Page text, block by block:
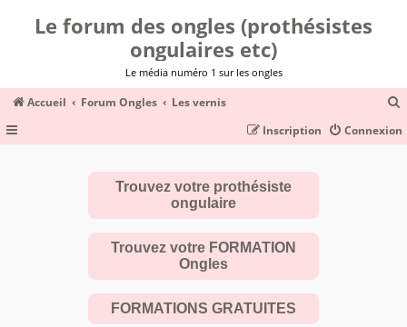
Le forum des ongles (prothésistes
ongulaires etc)
Le média numéro 1 sur les ongles
Accueil Forum Ongles Les vernis
c
Connexion
Inscription
Trouvez votre prothésiste
ongulaire
Trouvez votre FORMATION
Ongles
FORMATIONS GRATUITES